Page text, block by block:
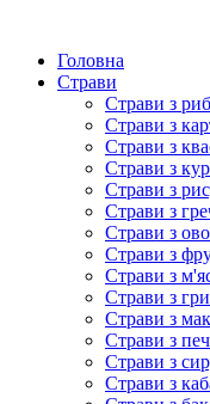
Головна
Страви
Страви з
Страви з
Страви з
Страви з
Страви з
Страви з
Страви з
Страви з
Страви з
Страви з
Страви з
Страви з
Страви з
Страви з